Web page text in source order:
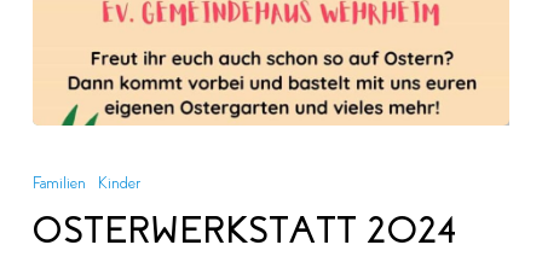
Familien Kinder
OSTERWERKSTATT 2024